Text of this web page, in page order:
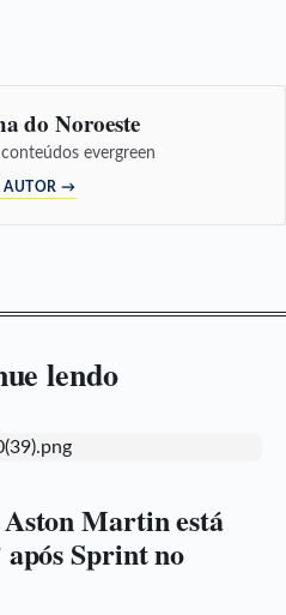
do Noroeste
evergreen
AUTOR →
lendo
Martin está
após Sprint no